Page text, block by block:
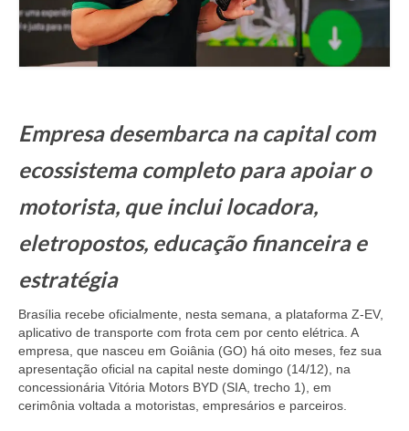
Empresa desembarca na capital com
ecossistema completo para apoiar o
motorista, que inclui locadora,
eletropostos, educação financeira e
estratégia
Brasília recebe oficialmente, nesta semana, a plataforma Z-EV,
aplicativo de transporte com frota cem por cento elétrica. A
empresa, que nasceu em Goiânia (GO) há oito meses, fez sua
apresentação oficial na capital neste domingo (14/12), na
concessionária Vitória Motors BYD (SIA, trecho 1), em
cerimônia voltada a motoristas, empresários e parceiros.